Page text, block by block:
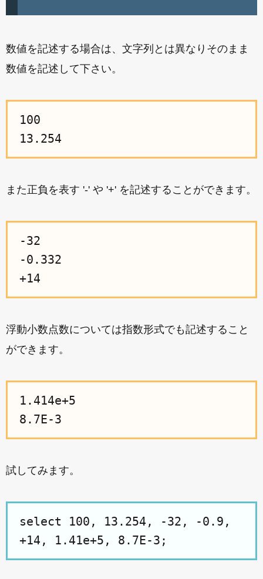
数値を記述する場合は、文字列とは異なりそのまま
数値を記述して下さい。
100
13.254
また正負を表す '-' や '+' を記述することができます。
-32
-0.332
+14
浮動小数点数については指数形式でも記述すること
ができます。
1.414e+5
8.7E-3
試してみます。
select 100, 13.254, -32, -0.9,
+14, 1.41e+5, 8.7E-3;